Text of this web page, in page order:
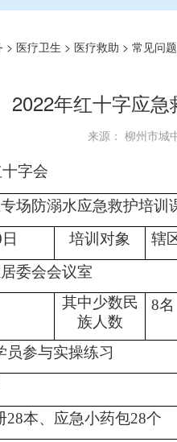
> 医疗卫生 > 医疗救助 > 常见问题
2022年红十字应急
来源： 柳州市
区红十字会
场防溺水应急救护培训
培训对象
辖
委会会议室
其中少数民
族人数
8名
员参与实操练习
岑敏
28本、应急小药包28个